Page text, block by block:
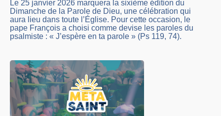
Le 25 janvier 2026 marquera la sixième édition du
Dimanche de la Parole de Dieu, une célébration qui
aura lieu dans toute l’Église. Pour cette occasion, le
pape François a choisi comme devise les paroles du
psalmiste : « J’espère en ta parole » (Ps 119, 74).